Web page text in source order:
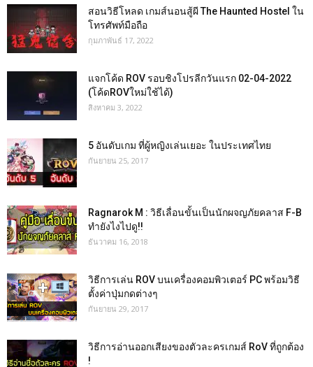
สอนวิธีโหลด เกมส์นอนสู้ผี The Haunted Hostel ใน
โทรศัพท์มือถือ
กุมภาพันธ์ 17, 2022
แจกโค้ด ROV รอบชิงโปรลีกวันแรก 02-04-2022
(โค้ดROVใหม่ใช้ได้)
สิงหาคม 3, 2022
5 อันดับเกม ที่ผู้หญิงเล่นเยอะ ในประเทศไทย
กันยายน 25, 2017
Ragnarok M : วิธีเลื่อนขั้นเป็นนักผจญภัยคลาส F-B
ทำยังไงไปดู!!
ธันวาคม 16, 2018
วิธีการเล่น ROV บนเครื่องคอมพิวเตอร์ PC พร้อมวิธี
ตั้งค่าปุ่มกดต่างๆ
กันยายน 29, 2017
วิธีการอ่านออกเสียงของตัวละครเกมส์ RoV ที่ถูกต้อง
!